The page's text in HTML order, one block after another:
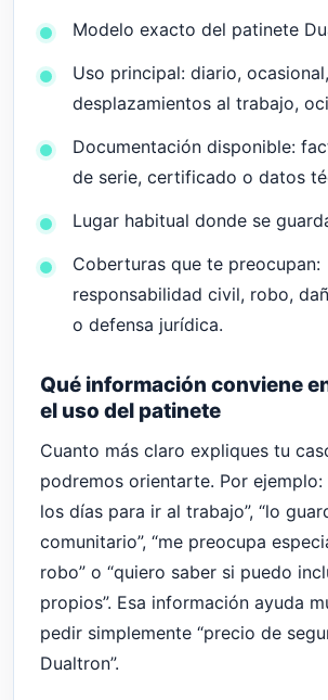
Modelo exacto del patinete
Uso principal: diario, ocasional,
desplazamientos al trabajo,
Documentación disponible:
de serie, certificado o datos
Lugar habitual donde se
Coberturas que te preocupan:
responsabilidad civil, robo,
o defensa jurídica.
Qué información conviene
el uso del patinete
Cuanto más claro expliques tu
podremos orientarte. Por ejemplo:
los días para ir al trabajo”, “lo
comunitario”, “me preocupa
robo” o “quiero saber si puedo
propios”. Esa información ayuda
pedir simplemente “precio de
Dualtron”.